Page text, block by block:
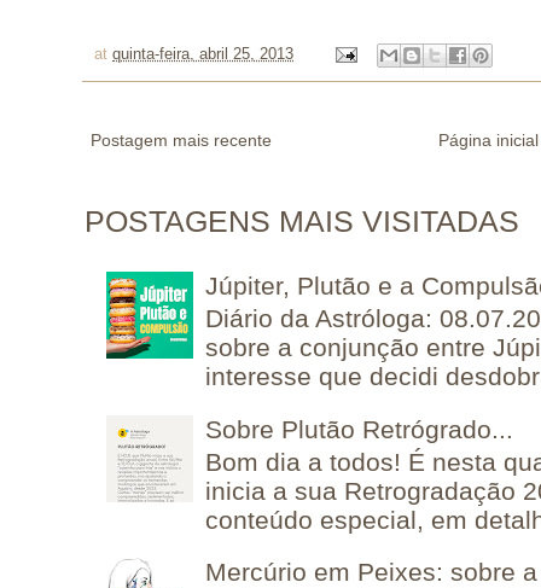
at quinta-feira, abril 25, 2013
Postagem mais recente Página inicial
POSTAGENS MAIS VISITADAS
Júpiter, Plutão e a
Diário da Astróloga:
sobre a conjunção entre
interesse que decidi
Sobre Plutão Retrógrado...
Bom dia a todos! É nesta
inicia a sua Retrogradação
conteúdo especial, em
Mercúrio em Peixes: sobre